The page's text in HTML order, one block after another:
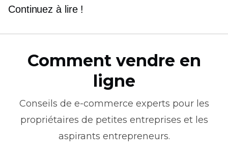
Continuez à lire !
Comment vendre en
ligne
Conseils de e-commerce experts pour les
propriétaires de petites entreprises et les
aspirants entrepreneurs.